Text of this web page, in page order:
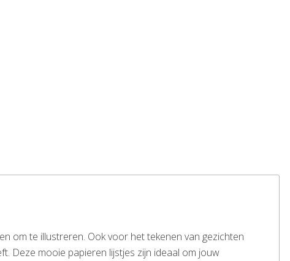
om te illustreren. Ook voor het tekenen van gezichten
Deze mooie papieren lijstjes zijn ideaal om jouw